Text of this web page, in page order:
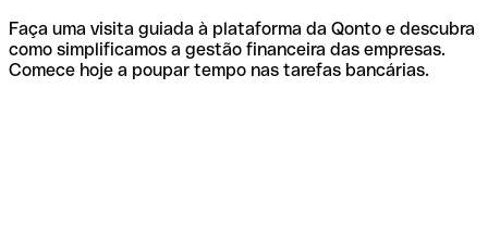
Faça uma visita guiada à plataforma da Qonto e descubra
como simplificamos a gestão financeira das empresas.
Comece hoje a poupar tempo nas tarefas bancárias.